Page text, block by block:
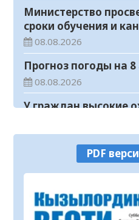
Министерство
сроки обучения и
учебный год
08.08.2026
Прогноз погоды на 8
08.08.2026
У граждан высокие
общественного
07.08.2026
В Жанакоргане
07.08.2026
В Кызылординской
PDF